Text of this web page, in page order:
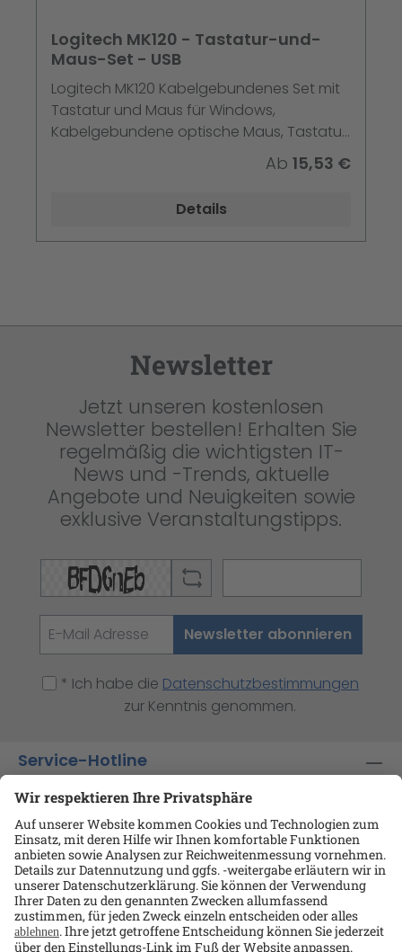
Logitech MK120 - Tastatur-und-
Maus-Set - USB
Logitech MK120 Kabelgebundenes Set mit
Tastatur und Maus für Windows,
Kabelgebundene optische Maus, Tastatur
in Standardgröße, USB Plug & Play,
Ab 15,53 €
Details
Newsletter
Jetzt unseren kostenlosen
Newsletter bestellen! Erhalten Sie
regelmäßig die wichtigsten IT-
News und -Trends, aktuelle
Angebote und Neuigkeiten sowie
exklusive Veranstaltungstipps.
Newsletter abonnieren
* Ich habe die Datenschutzbestimmungen
zur Kenntnis genommen.
Service-Hotline
Shop-Service
Informationen